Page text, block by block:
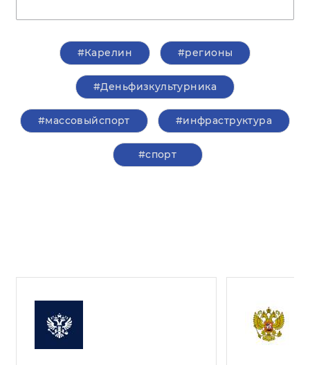
#Карелин #регионы
#Деньфизкультурника
#массовыйспорт #инфраструктура
#спорт